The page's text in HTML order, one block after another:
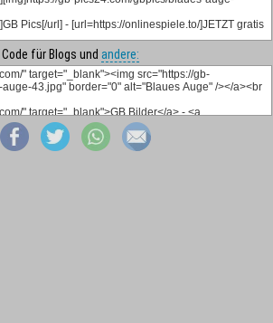
Code für Blogs und andere: